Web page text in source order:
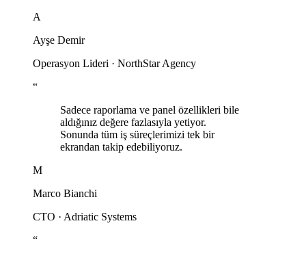
A
Ayşe Demir
Operasyon Lideri · NorthStar Agency
“
Sadece raporlama ve panel özellikleri bile
aldığınız değere fazlasıyla yetiyor.
Sonunda tüm iş süreçlerimizi tek bir
ekrandan takip edebiliyoruz.
M
Marco Bianchi
CTO · Adriatic Systems
“